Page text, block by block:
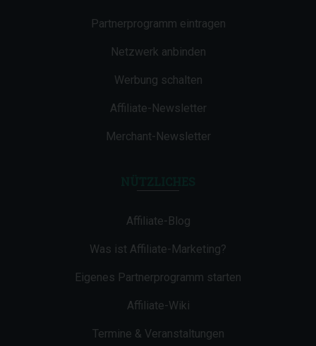
Partnerprogramm eintragen
Netzwerk anbinden
Werbung schalten
Affiliate-Newsletter
Merchant-Newsletter
Affiliate-Blog
Was ist Affiliate-Marketing?
Eigenes Partnerprogramm starten
Affiliate-Wiki
Termine & Veranstaltungen